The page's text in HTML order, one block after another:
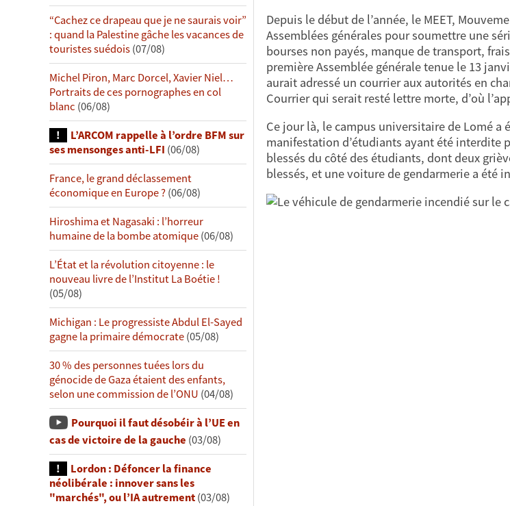
“Cachez ce drapeau que je ne saurais voir”
: quand la Palestine gâche les vacances de
touristes suédois(07/08)
Michel Piron, Marc Dorcel, Xavier Niel…
Portraits de ces pornographes en col
blanc (06/08)
L’ARCOM rappelle à l’ordre BFM sur
ses mensonges anti-LFI (06/08)
France, le grand déclassement
économique en Europe ?(06/08)
Hiroshima et Nagasaki : l’horreur
humaine de la bombe atomique(06/08)
L’État et la révolution citoyenne : le
nouveau livre de l’Institut La Boétie !
(05/08)
Michigan : Le progressiste Abdul El-Sayed
gagne la primaire démocrate(05/08)
30 % des personnes tuées lors du
génocide de Gaza étaient des enfants,
selon une commission de l’ONU (04/08)
Pourquoi il faut désobéir à l’UE en
cas de victoire de la gauche (03/08)
Lordon : Défoncer la finance
néolibérale : innover sans les
"marchés", ou l’IA autrement(03/08)
Depuis le début de l’année, le MEET,
Assemblées générales pour soumettre une
bourses non payés, manque de transport,
première Assemblée générale tenue le 13
aurait adressé un courrier aux autorités en
Courrier qui serait resté lettre morte, d’où
Ce jour là, le campus universitaire de Lomé a
manifestation d’étudiants ayant été interdite
blessés du côté des étudiants, dont deux
blessés, et une voiture de gendarmerie a été